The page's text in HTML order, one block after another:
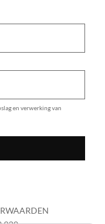
en verwerking van